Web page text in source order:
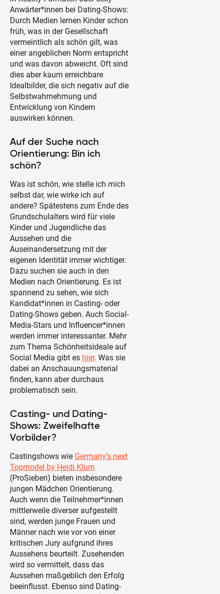
Anwärter*innen bei Dating-Shows:
Durch Medien lernen Kinder schon
früh, was in der Gesellschaft
vermeintlich als schön gilt, was
einer angeblichen Norm entspricht
und was davon abweicht. Oft sind
dies aber kaum erreichbare
Idealbilder, die sich negativ auf die
Selbstwahrnehmung und
Entwicklung von Kindern
auswirken können.
Auf der Suche nach
Orientierung: Bin ich
schön?
Was ist schön, wie stelle ich mich
selbst dar, wie wirke ich auf
andere? Spätestens zum Ende des
Grundschulalters wird für viele
Kinder und Jugendliche das
Aussehen und die
Auseinandersetzung mit der
eigenen Identität immer wichtiger.
Dazu suchen sie auch in den
Medien nach Orientierung. Es ist
spannend zu sehen, wie sich
Kandidat*innen in Casting- oder
Dating-Shows geben. Auch Social-
Media-Stars und Influencer*innen
werden immer interessanter. Mehr
zum Thema Schönheitsideale auf
Social Media gibt es hier. Was sie
dabei an Anschauungsmaterial
finden, kann aber durchaus
problematisch sein.
Casting- und Dating-
Shows: Zweifelhafte
Vorbilder?
Castingshows wie Germany’s next
Topmodel by Heidi Klum
(ProSieben) bieten insbesondere
jungen Mädchen Orientierung.
Auch wenn die Teilnehmer*innen
mittlerweile diverser aufgestellt
sind, werden junge Frauen und
Männer nach wie vor von einer
kritischen Jury aufgrund ihres
Aussehens beurteilt. Zusehenden
wird so vermittelt, dass das
Aussehen maßgeblich den Erfolg
beeinflusst. Ebenso sind Dating-